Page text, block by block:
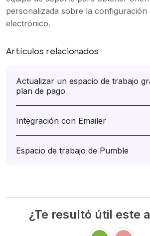
personalizada sobre la
electrónico.
Artículos relacionados
Actualizar un espacio de trabajo
plan de pago
Integración con Emailer
Espacio de trabajo de Pumble
¿Te resultó útil este